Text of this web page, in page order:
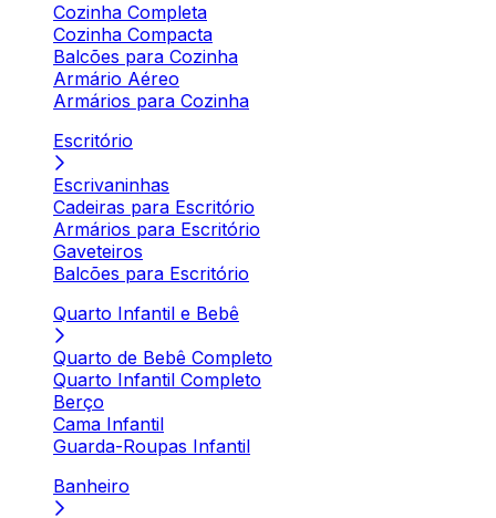
Cozinha Completa
Cozinha Compacta
Balcões para Cozinha
Armário Aéreo
Armários para Cozinha
Escritório
Escrivaninhas
Cadeiras para Escritório
Armários para Escritório
Gaveteiros
Balcões para Escritório
Quarto Infantil e Bebê
Quarto de Bebê Completo
Quarto Infantil Completo
Berço
Cama Infantil
Guarda-Roupas Infantil
Banheiro